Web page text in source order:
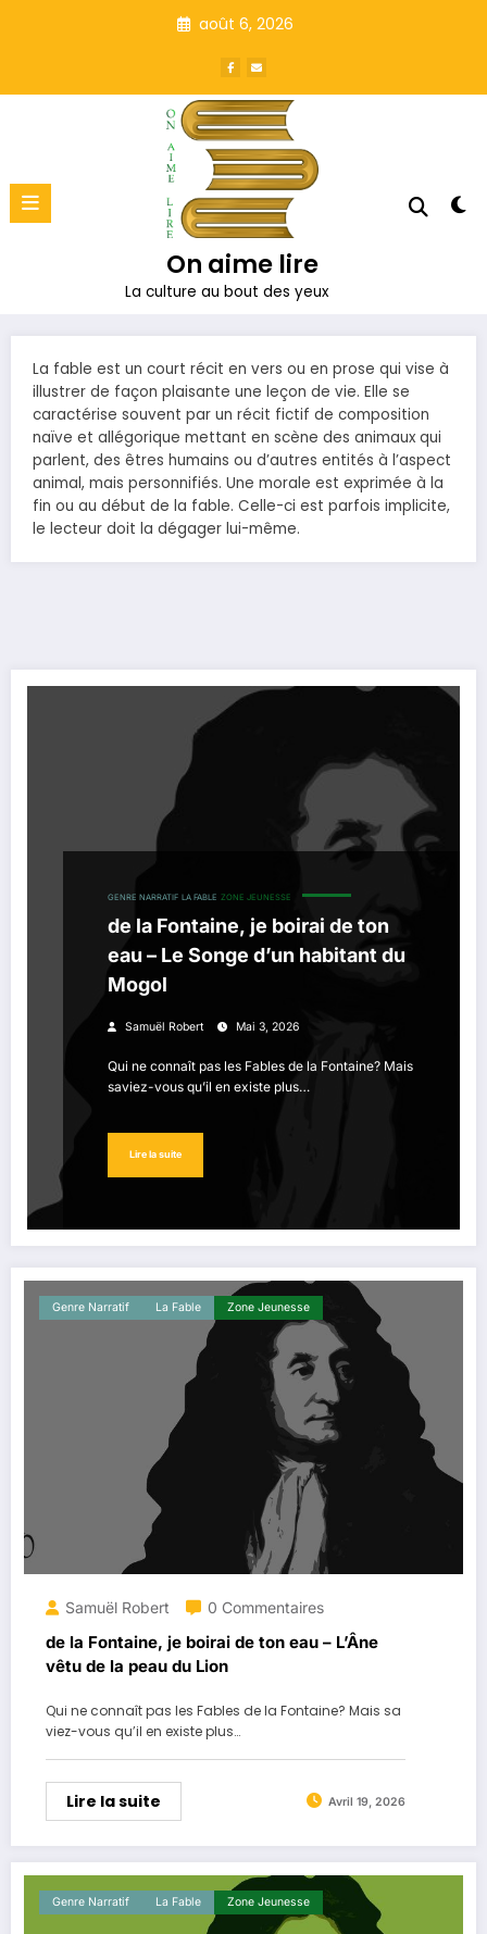
août 6, 2026
On aime lire
La culture au bout des yeux
La fable est un court récit en vers ou en prose qui vise à
illustrer de façon plaisante une leçon de vie. Elle se
caractérise souvent par un récit fictif de composition
naïve et allégorique mettant en scène des animaux qui
parlent, des êtres humains ou d’autres entités à l’aspect
animal, mais personnifiés. Une morale est exprimée à la
fin ou au début de la fable. Celle-ci est parfois implicite,
le lecteur doit la dégager lui-même.
GENRE NARRATIF LA ​FABLE ZONE JEUNESSE
de la Fontaine, je boirai de ton
eau – Le Songe d’un habitant du
Mogol
Samuël Robert Mai 3, 2026
Qui ne connaît pas les Fables de la Fontaine? Mais
saviez-vous qu’il en existe plus…
Lire la suite
Genre Narratif La ​fable Zone Jeunesse
Samuël Robert 0 Commentaires
de la Fontaine, je boirai de ton eau – L’Âne
vêtu de la peau du Lion
Qui ne connaît pas les Fables de la Fontaine? Mais sa
viez-vous qu’il en existe plus…
Lire la suite Avril 19, 2026
Genre Narratif La ​fable Zone Jeunesse